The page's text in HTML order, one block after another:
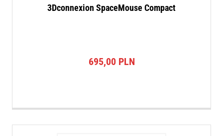
3Dconnexion SpaceMouse Compact
695,00 PLN